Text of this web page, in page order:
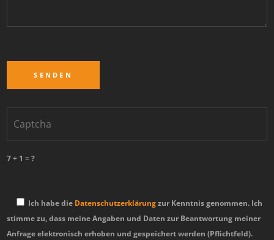
7 + 1 = ?
Ich habe die Datenschutzerklärungzur Kenntnis genommen. Ich
stimme zu, dass meine Angaben und Daten zur Beantwortung meiner
Anfrage elektronisch erhoben und gespeichert werden (Pflichtfeld).